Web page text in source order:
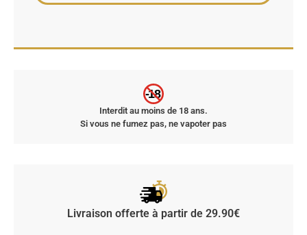
-18
Interdit au moins de 18 ans.
Si vous ne fumez pas, ne vapoter pas
Livraison offerte à partir de 29.90€